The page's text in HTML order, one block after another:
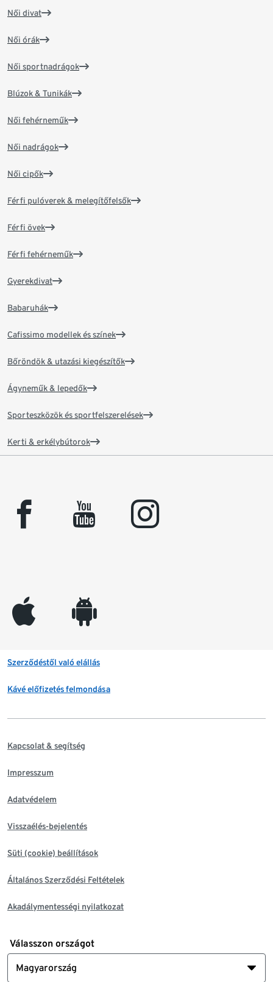
Női divat
Női órák
Női sportnadrágok
Blúzok & Tunikák
Női fehérneműk
Női nadrágok
Női cipők
Férfi pulóverek & melegítőfelsők
Férfi övek
Férfi fehérneműk
Gyerekdivat
Babaruhák
Cafissimo modellek és színek
Bőröndök & utazási kiegészítők
Ágyneműk & lepedők
Sporteszközök és sportfelszerelések
Kerti & erkélybútorok
facebook youtube instagram
appleinc android
Szerződéstől való elállás
Kávé előfizetés felmondása
Kapcsolat & segítség
Impresszum
Adatvédelem
Visszaélés-bejelentés
Süti (cookie) beállítások
Általános Szerződési Feltételek
Akadálymentességi nyilatkozat
Válasszon országot
Magyarország